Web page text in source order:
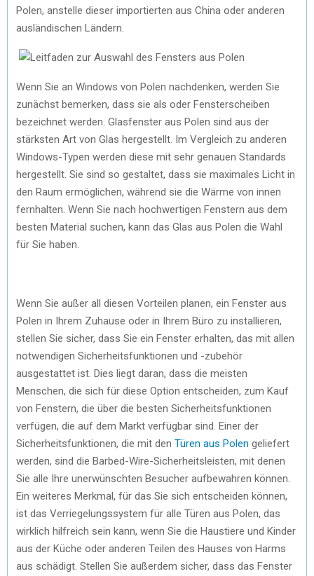
Polen, anstelle dieser importierten aus China oder anderen
ausländischen Ländern.
Wenn Sie an Windows von Polen nachdenken, werden Sie
zunächst bemerken, dass sie als oder Fensterscheiben
bezeichnet werden. Glasfenster aus Polen sind aus der
stärksten Art von Glas hergestellt. Im Vergleich zu anderen
Windows-Typen werden diese mit sehr genauen Standards
hergestellt. Sie sind so gestaltet, dass sie maximales Licht in
den Raum ermöglichen, während sie die Wärme von innen
fernhalten. Wenn Sie nach hochwertigen Fenstern aus dem
besten Material suchen, kann das Glas aus Polen die Wahl
für Sie haben.
Wenn Sie außer all diesen Vorteilen planen, ein Fenster aus
Polen in Ihrem Zuhause oder in Ihrem Büro zu installieren,
stellen Sie sicher, dass Sie ein Fenster erhalten, das mit allen
notwendigen Sicherheitsfunktionen und -zubehör
ausgestattet ist. Dies liegt daran, dass die meisten
Menschen, die sich für diese Option entscheiden, zum Kauf
von Fenstern, die über die besten Sicherheitsfunktionen
verfügen, die auf dem Markt verfügbar sind. Einer der
Sicherheitsfunktionen, die mit den Türen aus Polen geliefert
werden, sind die Barbed-Wire-Sicherheitsleisten, mit denen
Sie alle Ihre unerwünschten Besucher aufbewahren können.
Ein weiteres Merkmal, für das Sie sich entscheiden können,
ist das Verriegelungssystem für alle Türen aus Polen, das
wirklich hilfreich sein kann, wenn Sie die Haustiere und Kinder
aus der Küche oder anderen Teilen des Hauses von Harms
aus schädigt. Stellen Sie außerdem sicher, dass das Fenster